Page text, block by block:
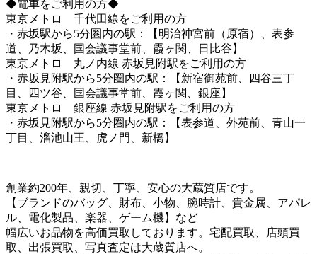
◆電車をご利用の方◆
東京メトロ 千代田線をご利用の方
・赤坂駅から5分圏内の駅：【明治神宮前（原宿）、表参
道、乃木坂、国会議事堂前、霞ヶ関、日比谷】
東京メトロ 丸ノ内線 赤坂見附駅をご利用の方
・赤坂見附駅から5分圏内の駅：【新宿御苑前、四谷三丁
目、四ツ谷、国会議事堂前、霞ヶ関、銀座】
東京メトロ 銀座線 赤坂見附駅をご利用の方
・赤坂見附駅から5分圏内の駅：【表参道、外苑前、青山一
丁目、溜池山王、虎ノ門、新橋】
創業約200年、親切、丁寧、安心の大蔵質店です。
【ブランドのバッグ、財布、小物、腕時計、貴金属、アパレ
ル、電化製品、楽器、ゲーム機】など
幅広いお品物を高価買取しております。宅配買取、店頭買
取、出張買取、写真査定は大蔵質店へ。